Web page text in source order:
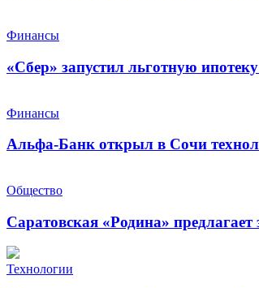
Финансы
«Сбер» запустил льготную
Финансы
Альфа-Банк открыл в Сочи
Общество
Саратовская «Родина»
Технологии